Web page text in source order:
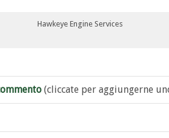
Hawkeye Engine Services
(cliccate per aggiungerne